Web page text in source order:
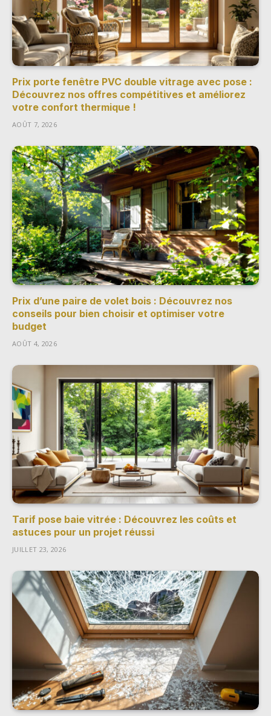
Prix porte fenêtre PVC double vitrage avec pose :
Découvrez nos offres compétitives et améliorez
votre confort thermique !
AOÛT 7, 2026
Prix d’une paire de volet bois : Découvrez nos
conseils pour bien choisir et optimiser votre
budget
AOÛT 4, 2026
Tarif pose baie vitrée : Découvrez les coûts et
astuces pour un projet réussi
JUILLET 23, 2026